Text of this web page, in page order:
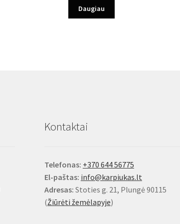
Daugiau
Kontaktai
Telefonas: +370 644 56775
El-paštas: info@karpiukas.lt
Adresas: Stoties g. 21, Plungė 90115
(Žiūrėti žemėlapyje)